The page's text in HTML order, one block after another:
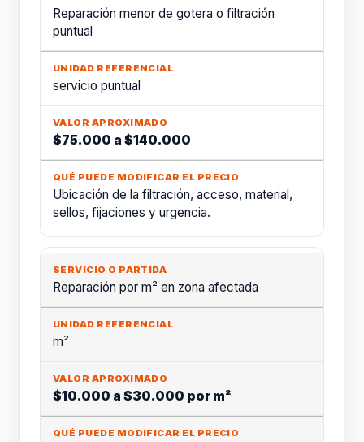
Reparación menor de gotera o filtración
puntual
servicio puntual
$75.000 a $140.000
Ubicación de la filtración, acceso, material,
sellos, fijaciones y urgencia.
Reparación por m² en zona afectada
m²
$10.000 a $30.000 por m²